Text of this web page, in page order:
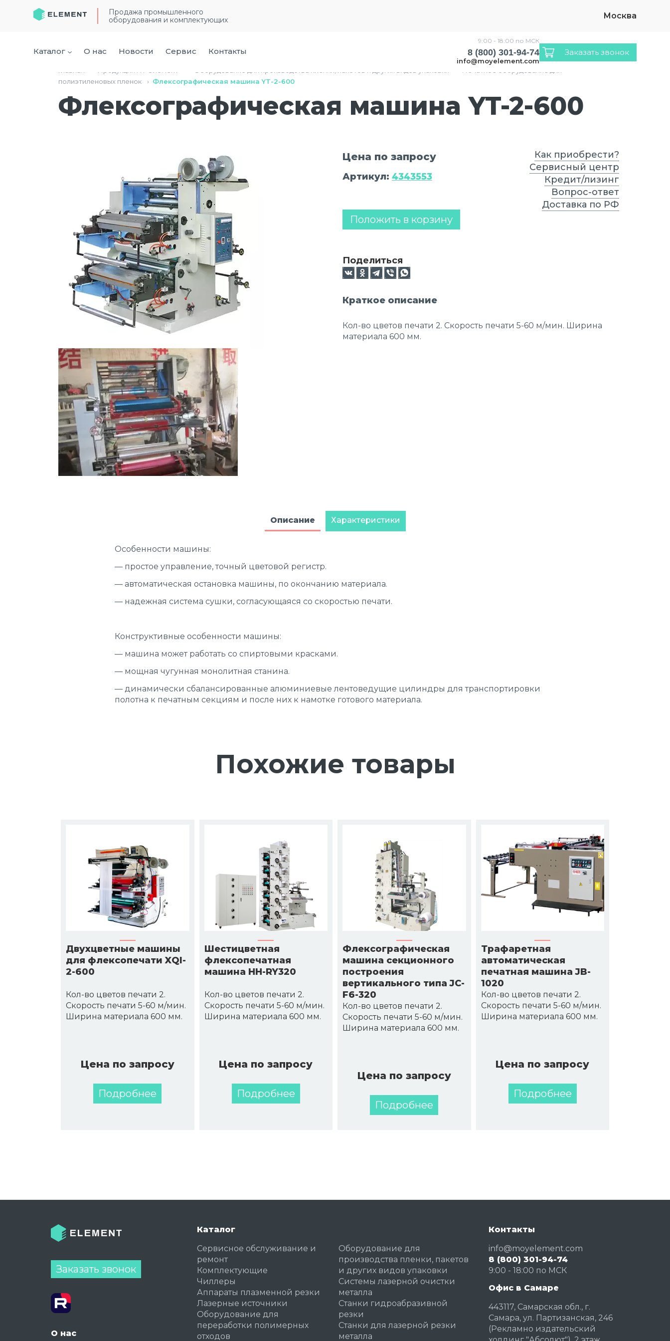
Продажа промышленного
оборудования и комплектующих
Москва
Каталог О нас Новости Сервис Контакты
9:00 - 18:00 по МСК
8 (800) 301-94-74
info@moyelement.com
Заказать звонок
полиэтиленовых пленок
› Флексографическая машина YT-2-600
Флексографическая машина YT-2-600
Цена по запросу
Артикул: 4343553
Положить в корзину
Поделиться
Краткое описание
Кол-во цветов печати 2. Скорость печати 5-60 м/мин. Ширина
материала 600 мм.
Как приобрести?
Сервисный центр
Кредит/лизинг
Вопрос-ответ
Доставка по РФ
Описание Характеристики
Особенности машины:
— простое управление, точный цветовой регистр.
— автоматическая остановка машины, по окончанию материала.
— надежная система сушки, согласующаяся со скоростью печати.
Конструктивные особенности машины:
— машина может работать со спиртовыми красками.
— мощная чугунная монолитная станина.
— динамически сбалансированные алюминиевые лентоведущие цилиндры для транспортировки
полотна к печатным секциям и после них к намотке готового материала.
Похожие товары
Двухцветные машины
для флексопечати XQI-
2-600
Кол-во цветов печати 2.
Скорость печати 5-60 м/мин.
Ширина материала 600 мм.
Цена по запросу
Подробнее
Шестицветная
флексопечатная
машина HH-RY320
Кол-во цветов печати 2.
Скорость печати 5-60 м/мин.
Ширина материала 600 мм.
Цена по запросу
Подробнее
Флексографическая
машина секционного
построения
вертикального типа JC-
F6-320
Кол-во цветов печати 2.
Скорость печати 5-60 м/мин.
Ширина материала 600 мм.
Цена по запросу
Подробнее
Трафаретная
автоматическая
печатная машина JB-
1020
Кол-во цветов печати 2.
Скорость печати 5-60 м/мин.
Ширина материала 600 мм.
Цена по запросу
Подробнее
Заказать звонок
О нас
Каталог
Сервисное обслуживание и
ремонт
Комплектующие
Чиллеры
Аппараты плазменной резки
Лазерные источники
Оборудование для
переработки полимерных
отходов
Оборудование для
производства пленки, пакетов
и других видов упаковки
Системы лазерной очистки
металла
Станки гидроабразивной
резки
Станки для лазерной резки
металла
Контакты
info@moyelement.com
8 (800) 301-94-74
9:00 - 18:00 по МСК
Офис в Самаре
443117, Самарская обл., г.
Самара, ул. Партизанская, 246
(Рекламно издательский